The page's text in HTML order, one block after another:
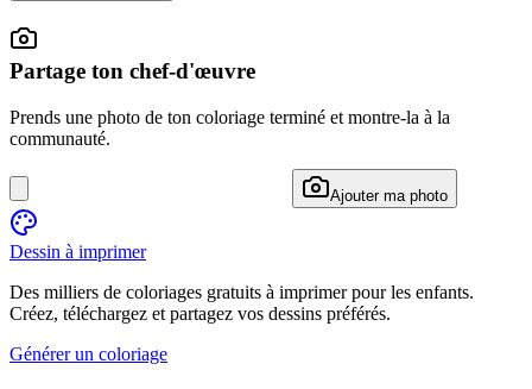
Partage ton chef-d'œuvre
Prends une photo de ton coloriage terminé et montre-la à la
communauté.
Ajouter ma photo
Dessin à imprimer
Des milliers de coloriages gratuits à imprimer pour les enfants.
Créez, téléchargez et partagez vos dessins préférés.
Générer un coloriage